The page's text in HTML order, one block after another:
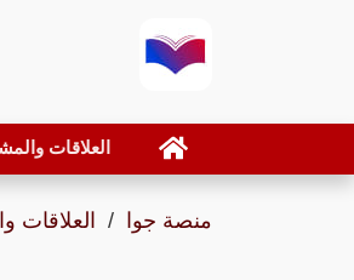
العلاقات
منصة جوا العلاقات